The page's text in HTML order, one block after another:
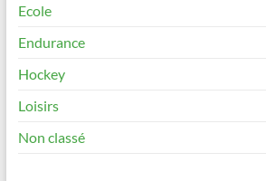
Ecole
Endurance
Hockey
Loisirs
Non classé